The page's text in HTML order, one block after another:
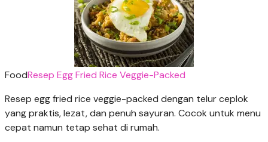
FoodResep Egg Fried Rice Veggie-Packed
Resep egg fried rice veggie-packed dengan telur ceplok
yang praktis, lezat, dan penuh sayuran. Cocok untuk menu
cepat namun tetap sehat di rumah.